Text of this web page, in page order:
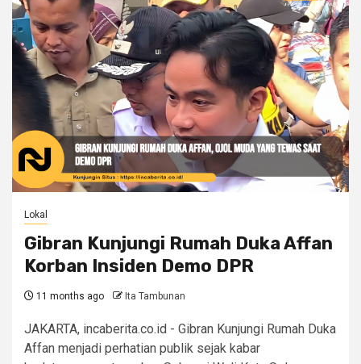
Lokal
Gibran Kunjungi Rumah Duka Affan
Korban Insiden Demo DPR
11 months ago Ita Tambunan
JAKARTA, incaberita.co.id - Gibran Kunjungi Rumah Duka
Affan menjadi perhatian publik sejak kabar